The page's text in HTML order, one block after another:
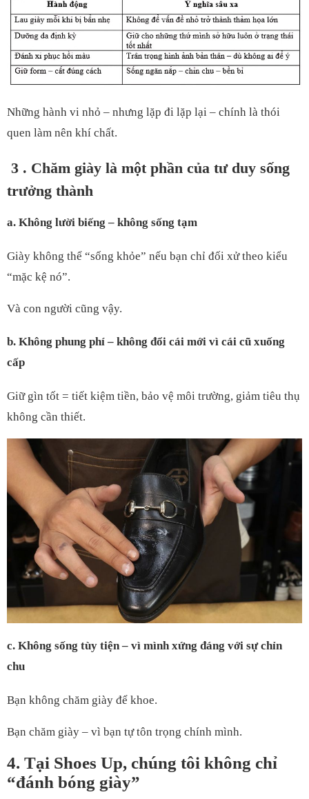
Những hành vi nhỏ – nhưng lặp đi lặp lại – chính là thói
quen làm nên khí chất.
3 . Chăm giày là một phần của tư duy sống
trưởng thành
a. Không lười biếng – không sống tạm
Giày không thể “sống khỏe” nếu bạn chỉ đối xử theo kiểu
“mặc kệ nó”.
Và con người cũng vậy.
b. Không phung phí – không đổi cái mới vì cái cũ xuống
cấp
Giữ gìn tốt = tiết kiệm tiền, bảo vệ môi trường, giảm tiêu thụ
không cần thiết.
c. Không sống tùy tiện – vì mình xứng đáng với sự chỉn
chu
Bạn không chăm giày để khoe.
Bạn chăm giày – vì bạn tự tôn trọng chính mình.
4. Tại Shoes Up, chúng tôi không chỉ
“đánh bóng giày”